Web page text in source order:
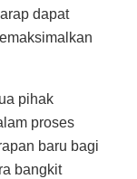
dapat
pihak
proses
baru bagi
bangkit